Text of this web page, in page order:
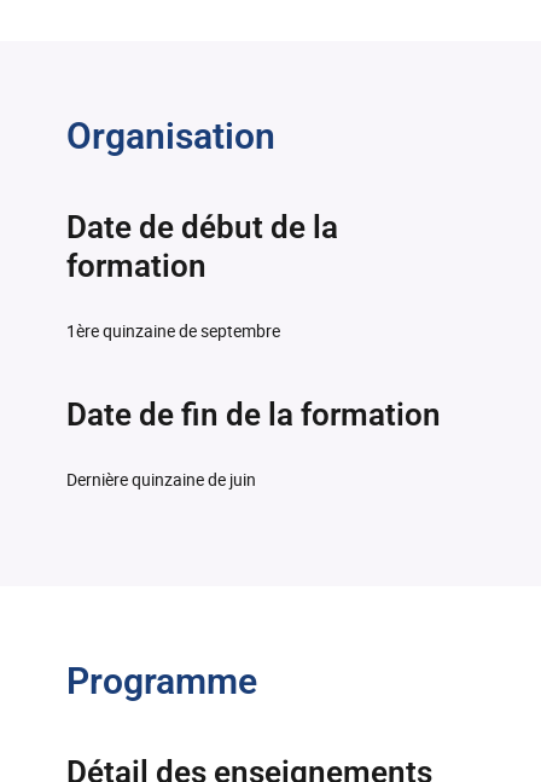
Organisation
Date de début de la
formation
1ère quinzaine de septembre
Date de fin de la formation
Dernière quinzaine de juin
Programme
Détail des enseignements